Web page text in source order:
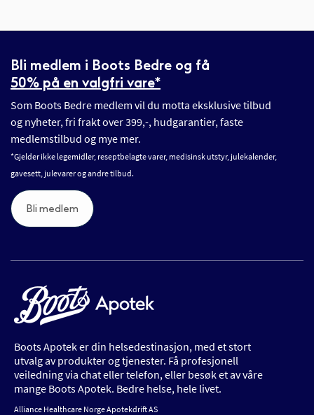
Bli medlem i Boots Bedre og få
50% på en valgfri vare*
Som Boots Bedre medlem vil du motta eksklusive tilbud
og nyheter, fri frakt over 399,-, hudgarantier, faste
medlemstilbud og mye mer.
*Gjelder ikke legemidler, reseptbelagte varer, medisinsk utstyr, julekalender,
gavesett, julevarer og andre tilbud.
Bli medlem
Boots Apotek er din helsedestinasjon, med et stort
utvalg av produkter og tjenester. Få profesjonell
veiledning via chat eller telefon, eller besøk et av våre
mange Boots Apotek. Bedre helse, hele livet.
Alliance Healthcare Norge Apotekdrift AS